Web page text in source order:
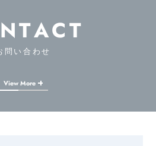
問い合わせ
View More